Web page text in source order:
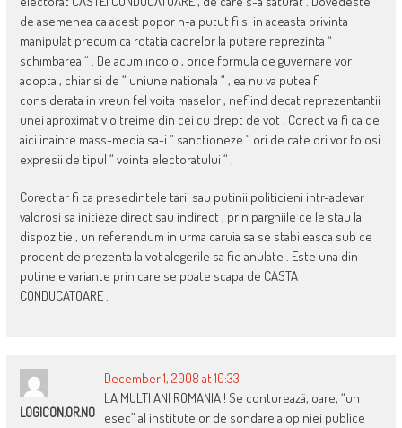
de asemenea ca acest popor n-a putut fi si in aceasta privinta
manipulat precum ca rotatia cadrelor la putere reprezinta “
schimbarea “ . De acum incolo , orice formula de guvernare vor
adopta , chiar si de “ uniune nationala “ , ea nu va putea fi
considerata in vreun fel voita maselor , nefiind decat reprezentantii
unei aproximativ o treime din cei cu drept de vot . Corect va fi ca de
aici inainte mass-media sa-i “ sanctioneze “ ori de cate ori vor folosi
expresii de tipul “ vointa electoratului “ .
Corect ar fi ca presedintele tarii sau putinii politicieni intr-adevar
valorosi sa initieze direct sau indirect , prin parghiile ce le stau la
dispozitie , un referendum in urma caruia sa se stabileasca sub ce
procent de prezenta la vot alegerile sa fie anulate . Este una din
putinele variante prin care se poate scapa de CASTA
CONDUCATOARE .
LOGICON.OR.NO
December 1, 2008 at 10:33
LA MULTI ANI ROMANIA ! Se contureazä, oare, “un
esec” al institutelor de sondare a opiniei publice